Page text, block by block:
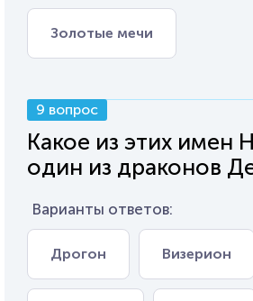
Золотые мечи
9 вопрос
Какое из этих имен
один из драконов
Варианты ответов:
Дрогон Визерион